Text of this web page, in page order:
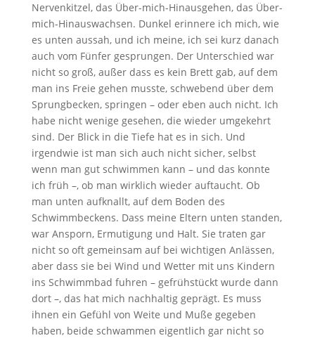
Nervenkitzel, das Über-mich-Hinausgehen, das Über-
mich-Hinauswachsen. Dunkel erinnere ich mich, wie
es unten aussah, und ich meine, ich sei kurz danach
auch vom Fünfer gesprungen. Der Unterschied war
nicht so groß, außer dass es kein Brett gab, auf dem
man ins Freie gehen musste, schwebend über dem
Sprungbecken, springen – oder eben auch nicht. Ich
habe nicht wenige gesehen, die wieder umgekehrt
sind. Der Blick in die Tiefe hat es in sich. Und
irgendwie ist man sich auch nicht sicher, selbst
wenn man gut schwimmen kann – und das konnte
ich früh –, ob man wirklich wieder auftaucht. Ob
man unten aufknallt, auf dem Boden des
Schwimmbeckens. Dass meine Eltern unten standen,
war Ansporn, Ermutigung und Halt. Sie traten gar
nicht so oft gemeinsam auf bei wichtigen Anlässen,
aber dass sie bei Wind und Wetter mit uns Kindern
ins Schwimmbad fuhren – gefrühstückt wurde dann
dort –, das hat mich nachhaltig geprägt. Es muss
ihnen ein Gefühl von Weite und Muße gegeben
haben, beide schwammen eigentlich gar nicht so